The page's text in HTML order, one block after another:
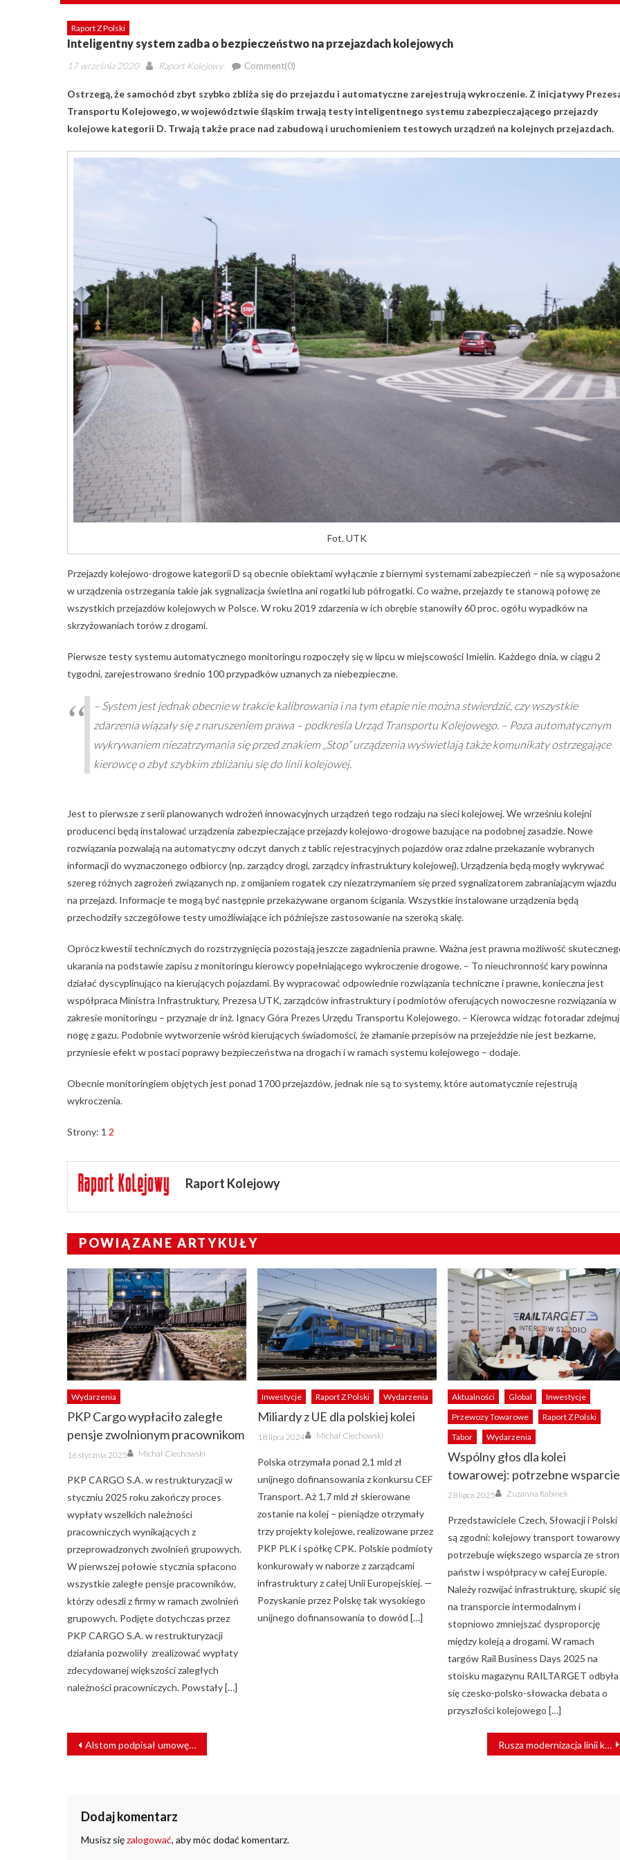
Raport Z Polski
Inteligentny system zadba o bezpieczeństwo na przejazdach kolejowych
Posted
17 września 2020 Author
Raport Kolejowy Comment(0)
Ostrzegą, że samochód zbyt szybko zbliża się do przejazdu i automatyczne zarejestrują wykroczenie. Z inicjatywy
Transportu Kolejowego, w województwie śląskim trwają testy inteligentnego systemu zabezpieczającego przejazdy
kolejowe kategorii D. Trwają także prace nad zabudową i uruchomieniem testowych urządzeń na kolejnych przejazdach.
Fot. UTK
Przejazdy kolejowo-drogowe kategorii D są obecnie obiektami wyłącznie z biernymi systemami zabezpieczeń – nie są
w urządzenia ostrzegania takie jak sygnalizacja świetlna ani rogatki lub półrogatki. Co ważne, przejazdy te stanową połowę ze
wszystkich przejazdów kolejowych w Polsce. W roku 2019 zdarzenia w ich obrębie stanowiły 60 proc. ogółu wypadków na
skrzyżowaniach torów z drogami.
Pierwsze testy systemu automatycznego monitoringu rozpoczęły się w lipcu w miejscowości Imielin. Każdego dnia, w ciągu 2
tygodni, zarejestrowano średnio 100 przypadków uznanych za niebezpieczne.
– System jest jednak obecnie w trakcie kalibrowania i na tym etapie nie można stwierdzić, czy wszystkie
zdarzenia wiązały się z naruszeniem prawa – podkreśla Urząd Transportu Kolejowego. – Poza automatycznym
wykrywaniem niezatrzymania się przed znakiem „Stop” urządzenia wyświetlają także komunikaty ostrzegające
kierowcę o zbyt szybkim zbliżaniu się do linii kolejowej.
Jest to pierwsze z serii planowanych wdrożeń innowacyjnych urządzeń tego rodzaju na sieci kolejowej. We wrześniu kolejni
producenci będą instalować urządzenia zabezpieczające przejazdy kolejowo-drogowe bazujące na podobnej zasadzie. Nowe
rozwiązania pozwalają na automatyczny odczyt danych z tablic rejestracyjnych pojazdów oraz zdalne przekazanie wybranych
informacji do wyznaczonego odbiorcy (np. zarządcy drogi, zarządcy infrastruktury kolejowej). Urządzenia będą mogły wykrywać
szereg różnych zagrożeń związanych np. z omijaniem rogatek czy niezatrzymaniem się przed sygnalizatorem zabraniającym wjazdu
na przejazd. Informacje te mogą być następnie przekazywane organom ścigania. Wszystkie instalowane urządzenia będą
przechodziły szczegółowe testy umożliwiające ich późniejsze zastosowanie na szeroką skalę.
Oprócz kwestii technicznych do rozstrzygnięcia pozostają jeszcze zagadnienia prawne. Ważna jest prawna możliwość
ukarania na podstawie zapisu z monitoringu kierowcy popełniającego wykroczenie drogowe. – To nieuchronność kary powinna
działać dyscyplinująco na kierujących pojazdami. By wypracować odpowiednie rozwiązania techniczne i prawne, konieczna jest
współpraca Ministra Infrastruktury, Prezesa UTK, zarządców infrastruktury i podmiotów oferujących nowoczesne rozwiązania w
zakresie monitoringu – przyznaje dr inż. Ignacy Góra Prezes Urzędu Transportu Kolejowego. – Kierowca widząc fotoradar
nogę z gazu. Podobnie wytworzenie wśród kierujących świadomości, że złamanie przepisów na przejeździe nie jest bezkarne,
przyniesie efekt w postaci poprawy bezpieczeństwa na drogach i w ramach systemu kolejowego – dodaje.
Obecnie monitoringiem objętych jest ponad 1700 przejazdów, jednak nie są to systemy, które automatycznie rejestrują
wykroczenia.
Strony: 1 2
Raport Kolejowy
POWIĄZANE ARTYKUŁY
Wydarzenia
PKP Cargo wypłaciło zaległe
pensje zwolnionym pracownikom
Posted
on
16 stycznia 2025 Author
Michał Ciechowski
PKP CARGO S.A. w restrukturyzacji w
styczniu 2025 roku zakończy proces
wypłaty wszelkich należności
pracowniczych wynikających z
przeprowadzonych zwolnień grupowych.
W pierwszej połowie stycznia spłacono
wszystkie zaległe pensje pracowników,
którzy odeszli z firmy w ramach zwolnień
grupowych. Podjęte dotychczas przez
PKP CARGO S.A. w restrukturyzacji
działania pozwoliły zrealizować wypłaty
zdecydowanej większości zaległych
należności pracowniczych. Powstały […]
Inwestycje Raport Z Polski Wydarzenia
Miliardy z UE dla polskiej kolei
Posted
on
18 lipca 2024 Author
Michał Ciechowski
Polska otrzymała ponad 2,1 mld zł
unijnego dofinansowania z konkursu CEF
Transport. Aż 1,7 mld zł skierowane
zostanie na kolej – pieniądze otrzymały
trzy projekty kolejowe, realizowane przez
PKP PLK i spółkę CPK. Polskie podmioty
konkurowały w naborze z zarządcami
infrastruktury z całej Unii Europejskiej. —
Pozyskanie przez Polskę tak wysokiego
unijnego dofinansowania to dowód […]
Aktualności Global
Inwestycje
Przewozy Towarowe
Raport Z Polski
Tabor
Wydarzenia
Wspólny głos dla kolei
towarowej: potrzebne wsparcie
Posted
on
28 lipca 2025 Author
Zuzanna Rabinek
Przedstawiciele Czech, Słowacji i Polski
są zgodni: kolejowy transport towarowy
potrzebuje większego wsparcia ze
państw i współpracy w całej Europie.
Należy rozwijać infrastrukturę, skupić
na transporcie intermodalnym i
stopniowo zmniejszać dysproporcję
między koleją a drogami. W ramach
targów Rail Business Days 2025 na
stoisku magazynu RAILTARGET odbyła
się czesko-polsko-słowacka debata o
przyszłości kolejowego […]
NAWIGACJA
WPISU
Alstom podpisał umowę o przejęciu firmy Bombardier Transportation Rusza modernizacja linii kolejowej Czyżew – Białystok
Dodaj komentarz
Musisz sięzalogować, aby móc dodać komentarz.